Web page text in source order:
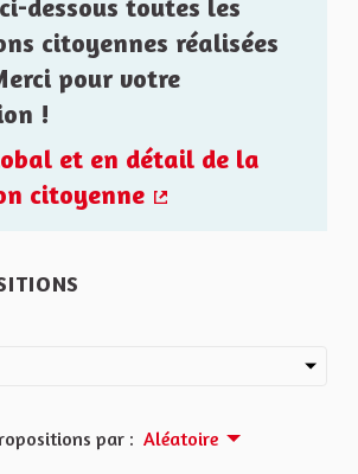
dessous toutes les
citoyennes réalisées
pour votre
!
et en détail de la
citoyenne
par : Aléatoire